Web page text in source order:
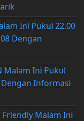
Ini Pukul 22.00
Dengan
Malam Ini Pukul
Dengan Informasi
Friendly Malam Ini